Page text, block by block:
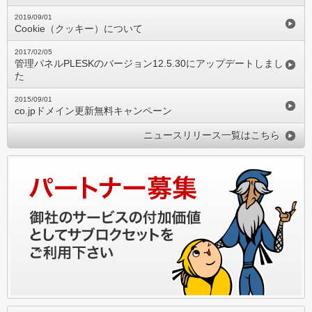
2019/09/01
Cookie（クッキー）について
2017/02/05
管理パネルPLESKのバージョン12.5.30にアップデートしまし
た
2015/09/01
co.jpドメイン更新無料キャンペーン
ニュースリリース一覧はこちら